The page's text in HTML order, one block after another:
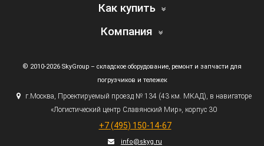
Как купить
Компания
© 2010-2026 SkyGroup – складское оборудование, ремонт и запчасти для
погрузчиков и тележек
г. Москва, Проектируемый проезд № 134 (43км. МКАД), в навигаторе
«Логистический центр Славянский Мир», корпус 30
+7 (495) 150-14-67
info@skyg.ru